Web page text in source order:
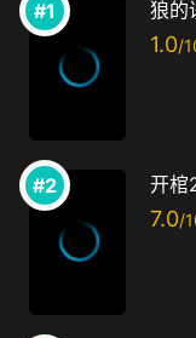
狼的
1.0
开棺
7.0